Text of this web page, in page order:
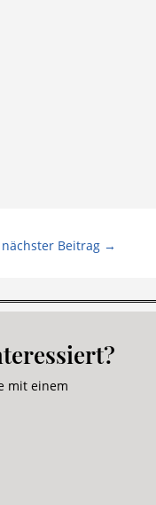
nächster Beitrag →
mit einem